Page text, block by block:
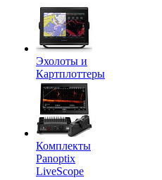
Эхолоты и
Картплоттеры
Комплекты
Panoptix
LiveScope